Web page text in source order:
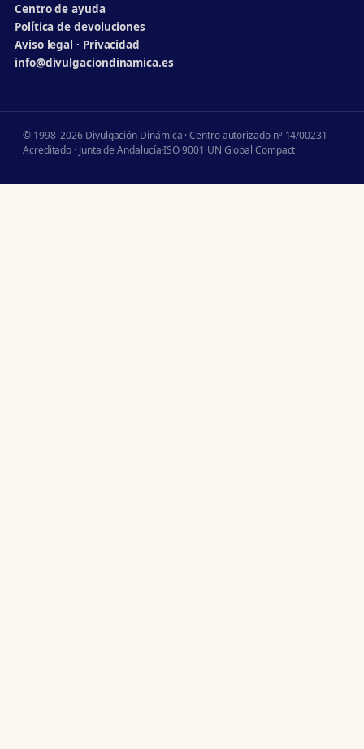
Centro de ayuda
Política de devoluciones
Aviso legal · Privacidad
info@divulgaciondinamica.es
© 1998–2026 Divulgación Dinámica · Centro autorizado nº 14/00231
Acreditado · Junta de Andalucía·ISO 9001·UN Global Compact